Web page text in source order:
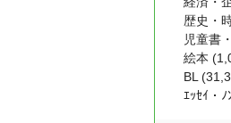
歴史・
児童書
絵本
BL
ｴｯｾｲ・